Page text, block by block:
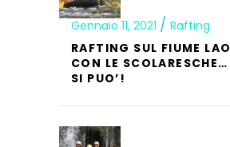
Gennaio 11, 2021
Rafting
RAFTING SUL FIUME LAO
CON LE SCOLARESCHE…
SI PUO’!